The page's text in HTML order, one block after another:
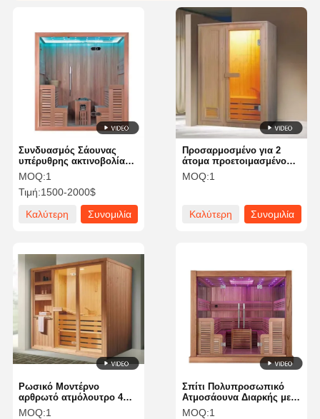
Προσαρμοσμένο για 2
άτομα προετοιμασμένο
δωμάτιο ατμού στεγνή
σάουνα δωμάτιο για
MOQ:1
Καλύτερη
Συνομιλία
Συνδυασμός Σάουνας
υπέρυθρης ακτινοβολίας
και ατμού για 4 άτομα με
πλαίσιο αλουμινίου
MOQ:1
Τιμή:1500-2000$
Καλύτερη
Συνομιλία
Σπίτι Πολυπροσωπικό
Ατμοσάουνα Διαρκής με
ηλεκτρικό φούρνο
MOQ:1
Ρωσικό Μοντέρνο
αρθρωτό ατμόλουτρο 4
ατόμων με φωτισμό LED
MOQ:1